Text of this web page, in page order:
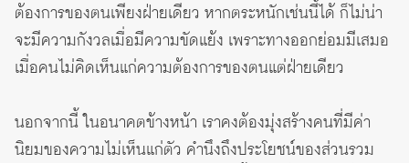
ต้องการของตนเพียงฝ่ายเดียว หากตระหนักเช่นนี้ได้ ก็ไม่น่า
จะมีความกังวลเมื่อมีความขัดแย้ง เพราะทางออกย่อมมีเสมอ
เมื่อคนไม่คิดเห็นแก่ความต้องการของตนแต่ฝ่ายเดียว
นอกจากนี้ ในอนาคตข้างหน้า เราคงต้องมุ่งสร้างคนที่มีค่า
นิยมของความไม่เห็นแก่ตัว คำนึงถึงประโยชน์ของส่วนรวม